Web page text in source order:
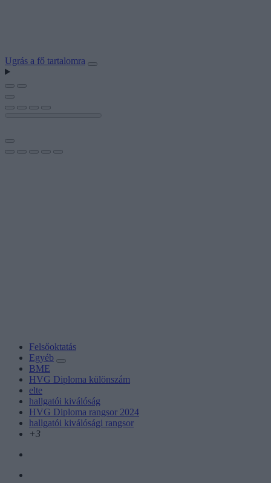
Ugrás a fő tartalomra
Felsőoktatás
Egyéb
BME
HVG Diploma különszám
elte
hallgatói kiválóság
HVG Diploma rangsor 2024
hallgatói kiválósági rangsor
+3